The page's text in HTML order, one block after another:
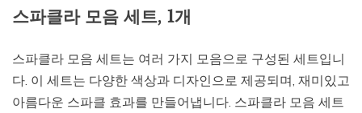
스파클라 모음 세트, 1개
스파클라 모음 세트는 여러 가지 모음으로 구성된 세트입니
다. 이 세트는 다양한 색상과 디자인으로 제공되며, 재미있고
아름다운 스파클 효과를 만들어냅니다. 스파클라 모음 세트